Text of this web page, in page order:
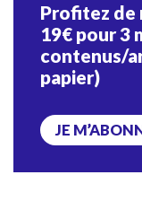
Profitez
19€ pour 3
contenus/
papier)
JE